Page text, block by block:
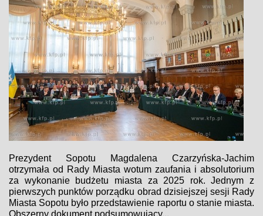
Prezydent Sopotu Magdalena Czarzyńska-Jachim
otrzymała od Rady Miasta wotum zaufania i absolutorium
za wykonanie budżetu miasta za 2025 rok. Jednym z
pierwszych punktów porządku obrad dzisiejszej sesji Rady
Miasta Sopotu było przedstawienie raportu o stanie miasta.
Obszerny dokument podsumowujący...